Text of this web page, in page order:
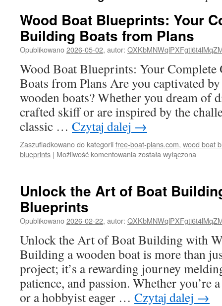
Wood Boat Blueprints: Your
Building Boats from Plans
Opublikowano2026-05-02, autor:
Wood Boat Blueprints: Your
Boats from Plans Are you captivated
wooden boats? Whether you dream of
crafted skiff or are inspired by the
classic … Czytaj dalej →
Zaszufladkowano do kategoriifree-boat-plans.com, wood boat
blueprints | Możliwość komentowania Wood
Complete
Building
from
Plans
została wyłączona
Unlock the Art of Boat
Blueprints
Opublikowano2026-02-22, autor:
Unlock the Art of Boat Building with
Building a wooden boat is more than
project; it’s a rewarding journey
patience, and passion. Whether you’re
or a hobbyist eager … Czytaj dalej →